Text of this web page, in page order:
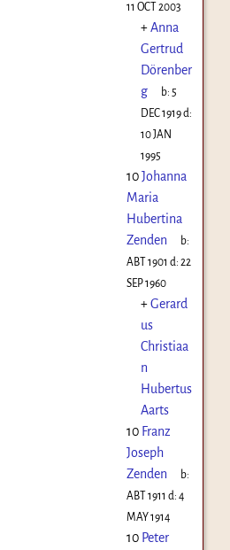
11 OCT 2003
+Anna
Gertrud
Dörenber
g
b: 5
DEC 1919d:
10 JAN
1995
10Johanna
Maria
Hubertina
Zenden
b:
ABT 1901 d: 22
SEP 1960
+Gerard
us
Christiaa
n
Hubertus
Aarts
10 Franz
Joseph
Zenden
b:
ABT 1911 d: 4
MAY 1914
10 Peter